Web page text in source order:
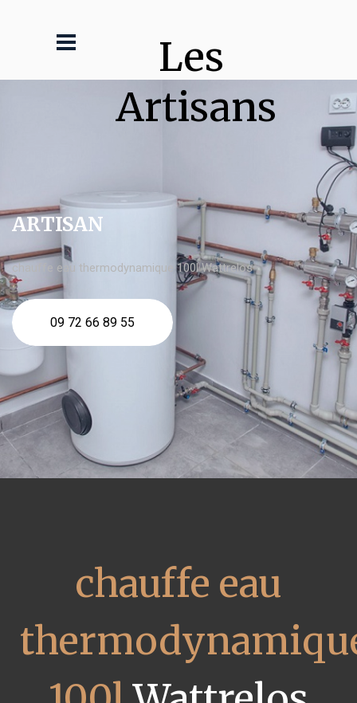
Les
Artisans
ARTISAN
chauffe eau thermodynamique 100l Wattrelos
09 72 66 89 55
chauffe eau